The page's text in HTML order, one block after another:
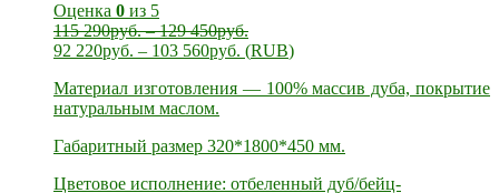
Оценка 0 из 5
115 290руб.–129 450руб.
92 220руб. – 103 560руб. (RUB)
Материал изготовления — 100% массив дуба, покрытие
натуральным маслом.
Габаритный размер 320*1800*450 мм.
Цветовое исполнение: отбеленный дуб/бейц-